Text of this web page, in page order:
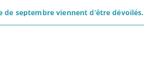
septembre viennent d’être dévoilés.